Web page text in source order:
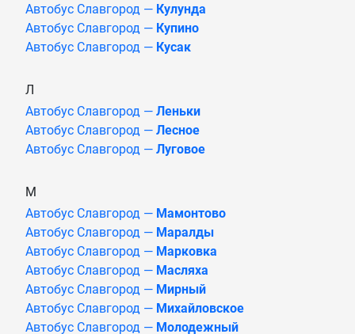
Автобус Славгород — Кулунда
Автобус Славгород — Купино
Автобус Славгород — Кусак
Л
Автобус Славгород — Леньки
Автобус Славгород — Лесное
Автобус Славгород — Луговое
М
Автобус Славгород — Мамонтово
Автобус Славгород — Маралды
Автобус Славгород — Марковка
Автобус Славгород — Масляха
Автобус Славгород — Мирный
Автобус Славгород — Михайловское
Автобус Славгород — Молодежный